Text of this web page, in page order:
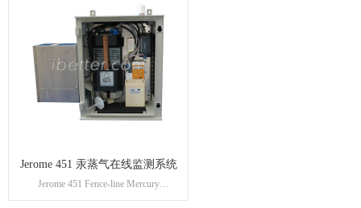
Jerome 451 汞蒸气在线监测系统
Jerome 451 Fence-line Mercury
Monitoring System